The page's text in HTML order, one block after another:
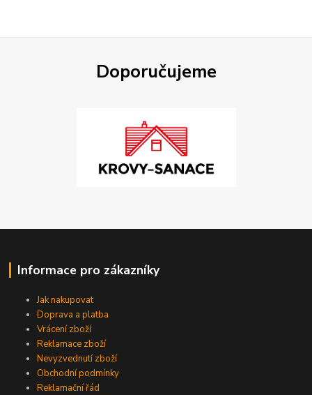
Doporučujeme
Informace pro zákazníky
Jak nakupovat
Doprava a platba
Vrácení zboží
Reklamace zboží
Nevyzvednutí zboží
Obchodní podmínky
Reklamační řád